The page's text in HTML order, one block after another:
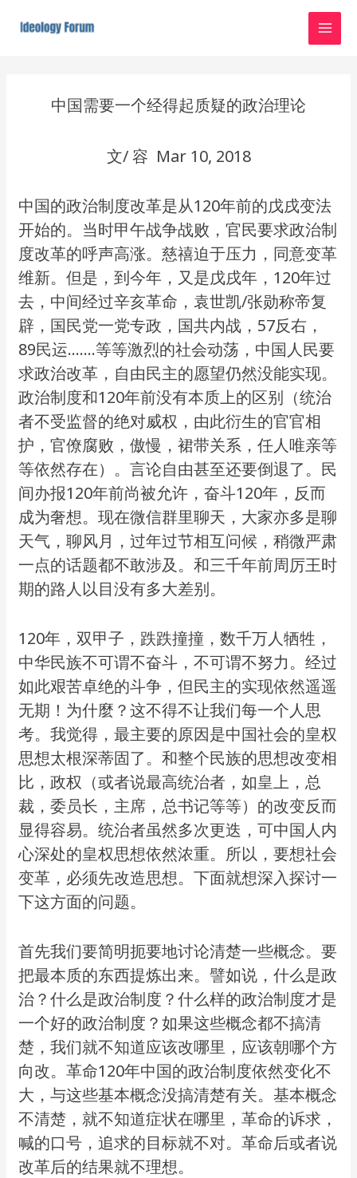
中国需要一个经得起质疑的政治理论
文/ 容 Mar 10, 2018
中国的政治制度改革是从120年前的戊戌变法
开始的。当时甲午战争战败，官民要求政治制
度改革的呼声高涨。慈禧迫于压力，同意变革
维新。但是，到今年，又是戊戌年，120年过
去，中间经过辛亥革命，袁世凯/张勋称帝复
辟，国民党一党专政，国共内战，57反右，
89民运…….等等激烈的社会动荡，中国人民要
求政治改革，自由民主的愿望仍然没能实现。
政治制度和120年前没有本质上的区别（统治
者不受监督的绝对威权，由此衍生的官官相
护，官僚腐败，傲慢，裙带关系，任人唯亲等
等依然存在）。言论自由甚至还要倒退了。民
间办报120年前尚被允许，奋斗120年，反而
成为奢想。现在微信群里聊天，大家亦多是聊
天气，聊风月，过年过节相互问候，稍微严肃
一点的话题都不敢涉及。和三千年前周厉王时
期的路人以目没有多大差别。
120年，双甲子，跌跌撞撞，数千万人牺牲，
中华民族不可谓不奋斗，不可谓不努力。经过
如此艰苦卓绝的斗争，但民主的实现依然遥遥
无期！为什麼？这不得不让我们每一个人思
考。我觉得，最主要的原因是中国社会的皇权
思想太根深蒂固了。和整个民族的思想改变相
比，政权（或者说最高统治者，如皇上，总
裁，委员长，主席，总书记等等）的改变反而
显得容易。统治者虽然多次更迭，可中国人内
心深处的皇权思想依然浓重。所以，要想社会
变革，必须先改造思想。下面就想深入探讨一
下这方面的问题。
首先我们要简明扼要地讨论清楚一些概念。要
把最本质的东西提炼出来。譬如说，什么是政
治？什么是政治制度？什么样的政治制度才是
一个好的政治制度？如果这些概念都不搞清
楚，我们就不知道应该改哪里，应该朝哪个方
向改。革命120年中国的政治制度依然变化不
大，与这些基本概念没搞清楚有关。基本概念
不清楚，就不知道症状在哪里，革命的诉求，
喊的口号，追求的目标就不对。革命后或者说
改革后的结果就不理想。